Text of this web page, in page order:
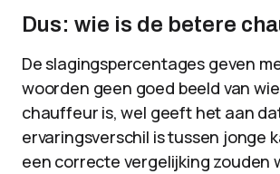
Dus: wie is de betere
De slagingspercentages geven
woorden geen goed beeld van
chauffeur is, wel geeft het aan
ervaringsverschil is tussen jonge
een correcte vergelijking zouden